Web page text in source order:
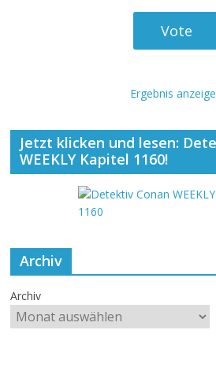
Ergebnis
Jetzt klicken und lesen:
WEEKLY Kapitel 1160!
Archiv
Archiv